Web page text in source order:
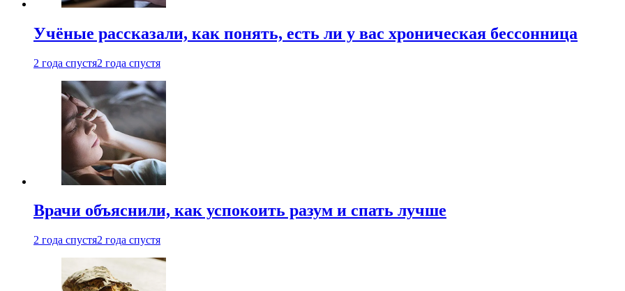
Учёные рассказали, как понять, есть ли у вас хроническая бессонница
2 года спустя2 года спустя
Врачи объяснили, как успокоить разум и спать лучше
2 года спустя2 года спустя